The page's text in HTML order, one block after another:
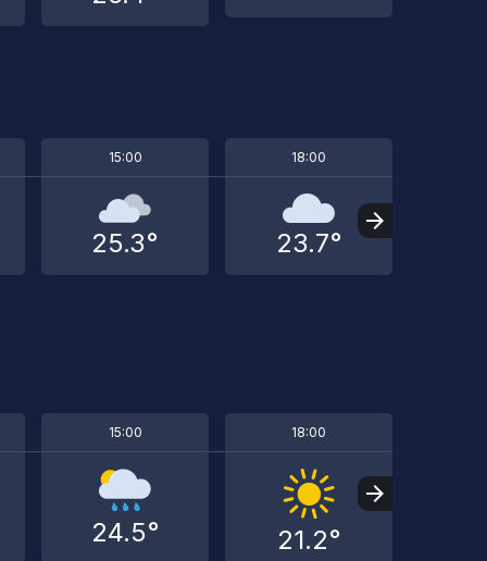
15:00
25.3°
18:00
23.7°
15:00
24.5°
18:00
21.2°